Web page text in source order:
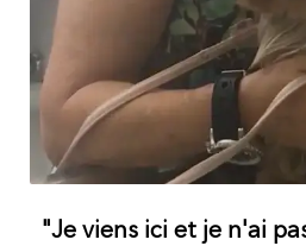
"Je viens ici et je n'ai